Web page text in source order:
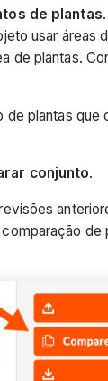
de plantas.
usar áreas
de plantas.
de plantas que
conjunto.
de